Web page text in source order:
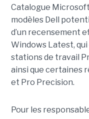
Catalogue
modèles Dell
d’un recensement
Windows Latest,
stations de travail
ainsi que certaines
et Pro Precision.
Pour les